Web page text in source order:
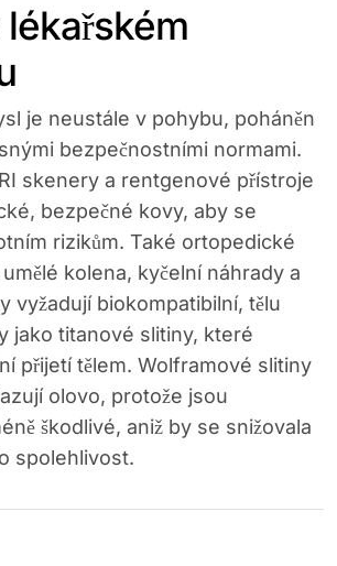
lékařském
je neustále v pohybu, poháněn
bezpečnostními normami.
skenery a rentgenové přístroje
bezpečné kovy, aby se
rizikům. Také ortopedické
kolena, kyčelní náhrady a
vyžadují biokompatibilní, tělu
jako titanové slitiny, které
přijetí tělem. Wolframové slitiny
olovo, protože jsou
škodlivé, aniž by se snižovala
spolehlivost.